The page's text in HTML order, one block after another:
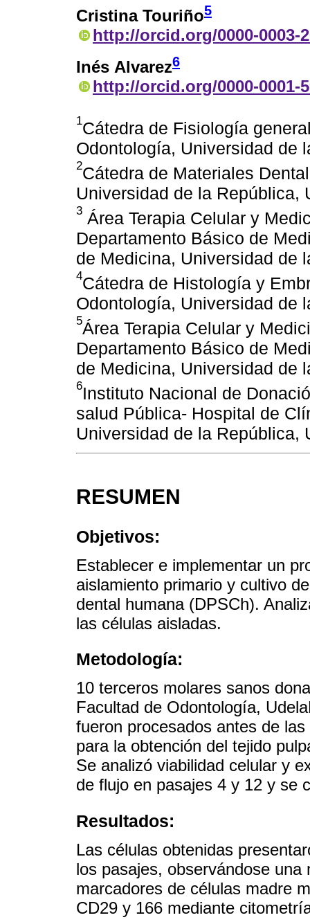
Cristina Touriño5
http://orcid.org/0000-0003-
Inés Alvarez6
http://orcid.org/0000-0001-
1Cátedra de Fisiología
Odontología, Universidad de
2Cátedra de Materiales
Universidad de la República,
3 Área Terapia Celular y
Departamento Básico de
de Medicina, Universidad de
4Cátedra de Histología y
Odontología, Universidad de
5Área Terapia Celular y
Departamento Básico de
de Medicina, Universidad de
6Instituto Nacional de
salud Pública- Hospital de
Universidad de la República,
RESUMEN
Objetivos:
Establecer e implementar un
aislamiento primario y cultivo
dental humana (DPSCh).
las células aisladas.
Metodología:
10 terceros molares sanos
Facultad de Odontología,
fueron procesados antes de
para la obtención del tejido
Se analizó viabilidad celular y
de flujo en pasajes 4 y 12 y se
Resultados:
Las células obtenidas
los pasajes, observándose
marcadores de células madre
CD29 y 166 mediante